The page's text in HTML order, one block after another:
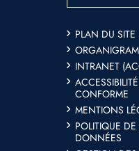
PLAN DU SITE
INTRANET
CONFORME
MENTIONS
POLITIQUE
DONNÉES